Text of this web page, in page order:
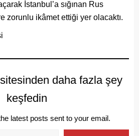
İstanbul’a sığınan Rus
zorunlu ikâmet ettiği yer olacaktı.
daha fazla şey
keşfedin
latest posts sent to your email.